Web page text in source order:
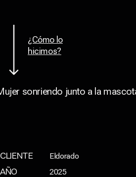
¿Cómo lo
hicimos?
CLIENTE
Eldorado
AÑO
2025